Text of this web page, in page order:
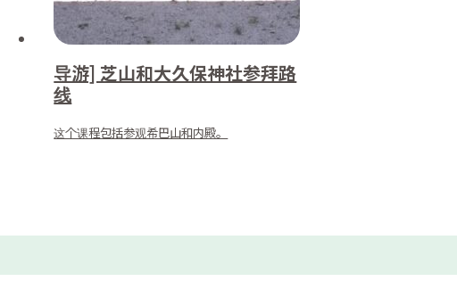
导游] 芝山和大久保神社参拜路
线
这个课程包括参观希巴山和内殿。